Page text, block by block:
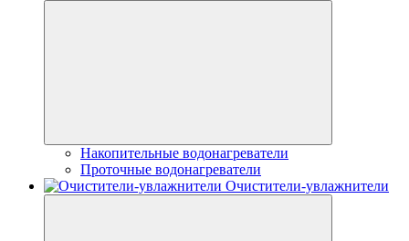
Накопительные водонагреватели
Проточные водонагреватели
Очистители-увлажнители